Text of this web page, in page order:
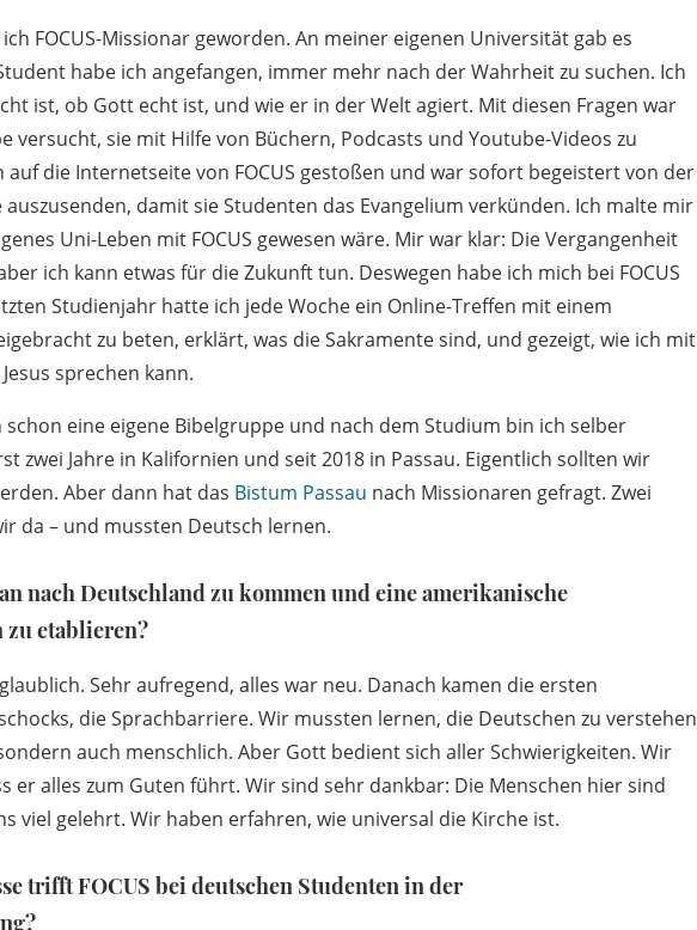
FOCUS-Missionar geworden. An meiner eigenen Universität gab es
habe ich angefangen, immer mehr nach der Wahrheit zu suchen. Ich
ist, ob Gott echt ist, und wie er in der Welt agiert. Mit diesen Fragen war
versucht, sie mit Hilfe von Büchern, Podcasts und Youtube-Videos zu
die Internetseite von FOCUS gestoßen und war sofort begeistert von der
auszusenden, damit sie Studenten das Evangelium verkünden. Ich malte mir
Uni-Leben mit FOCUS gewesen wäre. Mir war klar: Die Vergangenheit
ich kann etwas für die Zukunft tun. Deswegen habe ich mich bei FOCUS
Studienjahr hatte ich jede Woche ein Online-Treffen mit einem
zu beten, erklärt, was die Sakramente sind, und gezeigt, wie ich mit
sprechen kann.
eine eigene Bibelgruppe und nach dem Studium bin ich selber
zwei Jahre in Kalifornien und seit 2018 in Passau. Eigentlich sollten wir
Aber dann hat das Bistum Passau nach Missionaren gefragt. Zwei
da – und mussten Deutsch lernen.
nach Deutschland zu kommen und eine amerikanische
etablieren?
Sehr aufregend, alles war neu. Danach kamen die ersten
die Sprachbarriere. Wir mussten lernen, die Deutschen zu verstehen
auch menschlich. Aber Gott bedient sich aller Schwierigkeiten. Wir
er alles zum Guten führt. Wir sind sehr dankbar: Die Menschen hier sind
viel gelehrt. Wir haben erfahren, wie universal die Kirche ist.
trifft FOCUS bei deutschen Studenten in der